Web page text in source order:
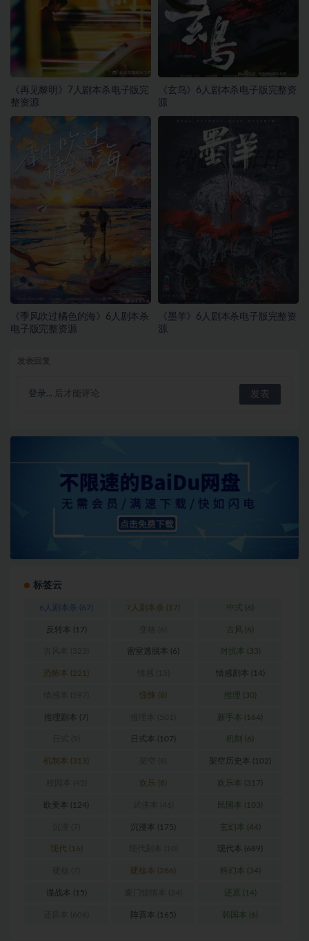
《再见黎明》7人剧本杀电子版完
整资源
《玄鸟》6人剧本杀电子版完整资
源
《季风吹过橘色的海》6人剧本杀
电子版完整资源
《墨羊》6人剧本杀电子版完整资
源
登录... 后才能评论
标签云
6人剧本杀 (67) 7人剧本杀 (17) 中式 (6)
反转本 (17) 古风 (6)
密室逃脱本 (6) 对抗本 (33)
恐怖本 (221) 情感剧本 (14)
惊悚 (8) 推理 (30)
推理剧本 (7) 新手本 (164)
日式本 (107) 机制 (6)
机制本 (313) 架空历史本 (102)
欢乐 (8) 欢乐本 (317)
欧美本 (124) 民国本 (103)
沉浸本 (175) 玄幻本 (44)
现代 (16) 现代本 (689)
硬核本 (286) 科幻本 (34)
谍战本 (15) 还原 (14)
阵营本 (165) 韩国本 (6)